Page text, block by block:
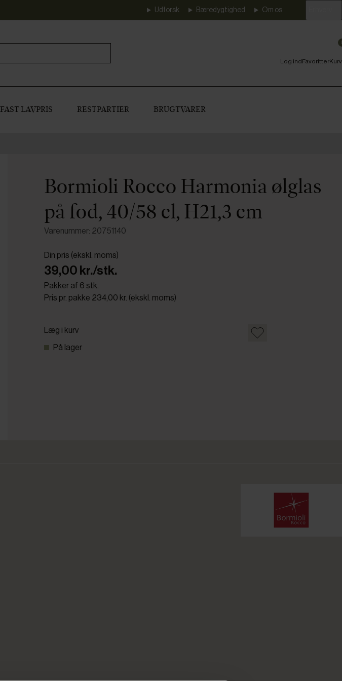
Udforsk Bæredygtighed Om os
Log indFavoritterKurv
FAST LAVPRIS RESTPARTIER BRUGTVARER
Bormioli Rocco Harmonia ølglas
på fod, 40/58 cl, H21,3 cm
Varenummer: 20751140
Din pris (ekskl. moms)
39,00 kr./stk.
Pakker af 6 stk.
Pris pr. pakke 234,00 kr. (ekskl. moms)
Læg i kurv
På lager